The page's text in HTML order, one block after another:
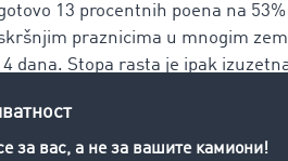
13 procentnih poena na
praznicima u mnogim
dana. Stopa rasta je ipak
kapacitete